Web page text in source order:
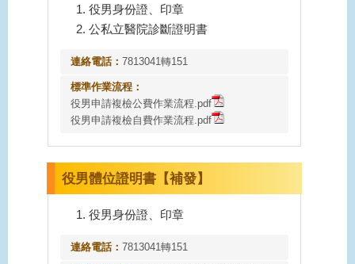
役男身份證、印章
公私立醫院診斷證明書
連絡電話：7813041轉151
標準作業流程：
役男申請複檢公費作業流程.pdf
役男申請複檢自費作業流程.pdf
役男體位證明書【補發】
役男身份證、印章
連絡電話：7813041轉151